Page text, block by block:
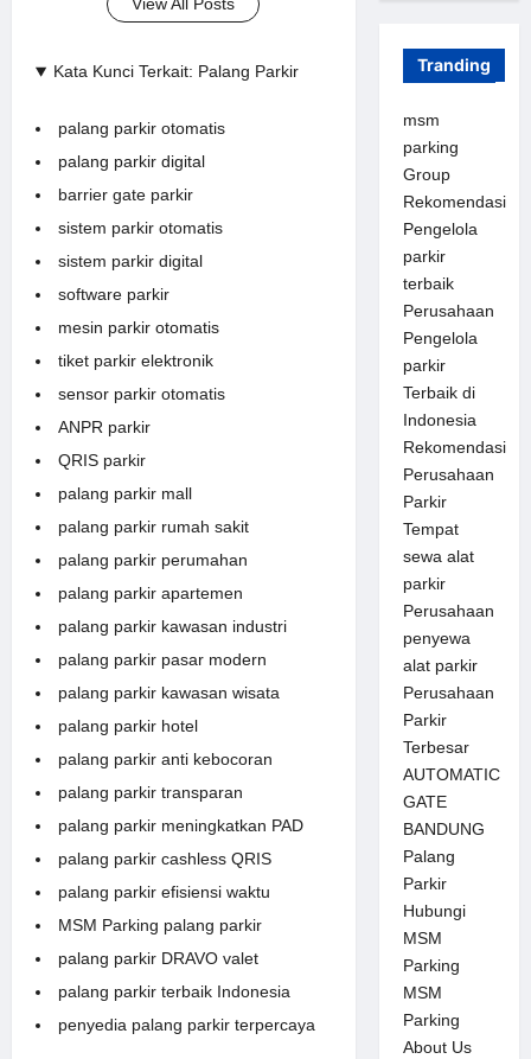
View All Posts
Kata Kunci Terkait: Palang Parkir
palang parkir otomatis
palang parkir digital
barrier gate parkir
sistem parkir otomatis
sistem parkir digital
software parkir
mesin parkir otomatis
tiket parkir elektronik
sensor parkir otomatis
ANPR parkir
QRIS parkir
palang parkir mall
palang parkir rumah sakit
palang parkir perumahan
palang parkir apartemen
palang parkir kawasan industri
palang parkir pasar modern
palang parkir kawasan wisata
palang parkir hotel
palang parkir anti kebocoran
palang parkir transparan
palang parkir meningkatkan PAD
palang parkir cashless QRIS
palang parkir efisiensi waktu
MSM Parking palang parkir
palang parkir DRAVO valet
palang parkir terbaik Indonesia
penyedia palang parkir terpercaya
Tranding
msm
parking
Group
Rekomendasi
Pengelola
parkir
terbaik
Perusahaan
Pengelola
parkir
Terbaik di
Indonesia
Rekomendasi
Perusahaan
Parkir
Tempat
sewa alat
parkir
Perusahaan
penyewa
alat parkir
Perusahaan
Parkir
Terbesar
AUTOMATIC
GATE
BANDUNG
Palang
Parkir
Hubungi
MSM
Parking
MSM
Parking
About Us